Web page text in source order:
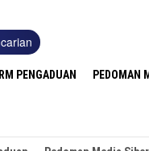
PENGADUAN PEDOMAN